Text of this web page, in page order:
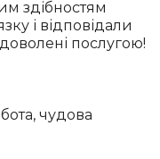
здібностям
і відповідали
послугою!
чудова